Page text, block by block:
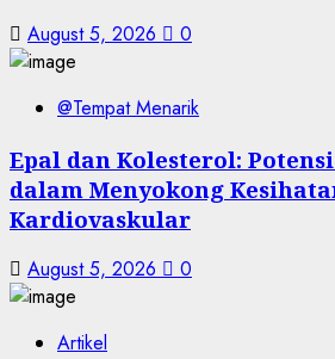
August 5, 2026 0
@Tempat Menarik
Epal dan Kolesterol:
dalam Menyokong
Kardiovaskular
August 5, 2026 0
Artikel